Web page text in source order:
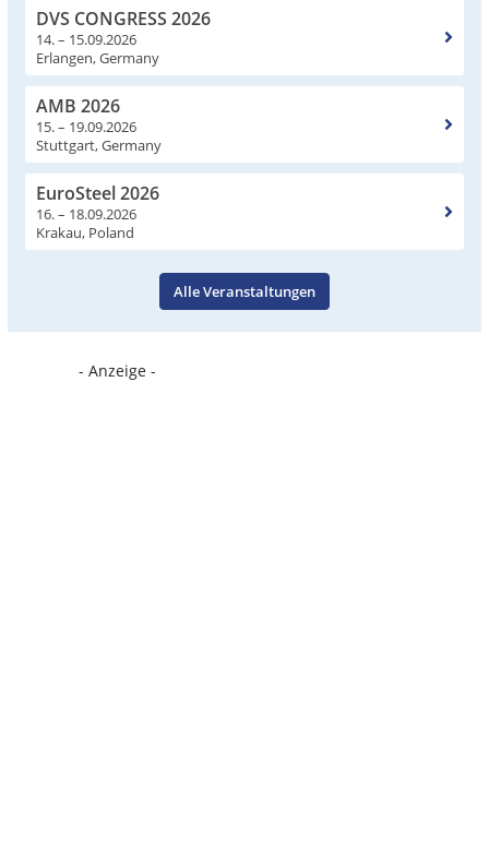
DVS CONGRESS 2026
14. – 15.09.2026
Erlangen, Germany
AMB 2026
15. – 19.09.2026
Stuttgart, Germany
EuroSteel 2026
16. – 18.09.2026
Krakau, Poland
Alle Veranstaltungen
- Anzeige -